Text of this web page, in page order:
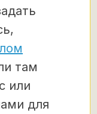
там
или
для